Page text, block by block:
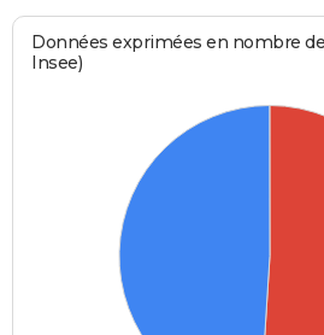
Données exprimées en nombre
Insee)